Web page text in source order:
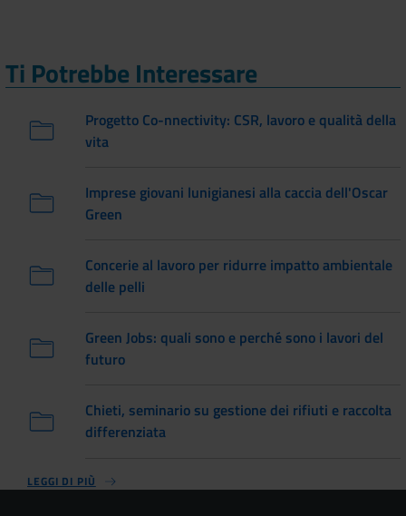
Ti Potrebbe Interessare
Progetto Co-nnectivity: CSR, lavoro e qualità della
vita
Imprese giovani lunigianesi alla caccia dell'Oscar
Green
Concerie al lavoro per ridurre impatto ambientale
delle pelli
Green Jobs: quali sono e perché sono i lavori del
futuro
Chieti, seminario su gestione dei rifiuti e raccolta
differenziata
LEGGI DI PIÙ